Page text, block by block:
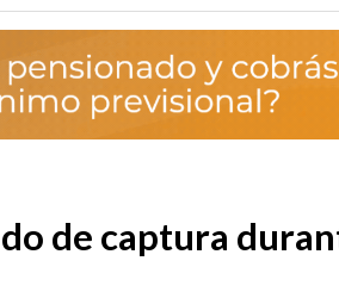
de captura